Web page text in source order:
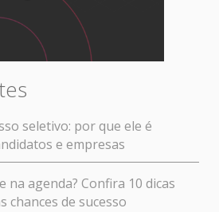
seletivo: por que ele é
e empresas
na agenda? Confira 10 dicas
chances de sucesso